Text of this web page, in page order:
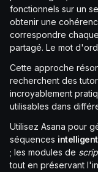
fonctionnels sur un
obtenir une
correspondre
partagé. Le mot
Cette approche
recherchent des
incroyablement
utilisables dans
Utilisez Asana pour
séquences
; les modules de
tout en préservant